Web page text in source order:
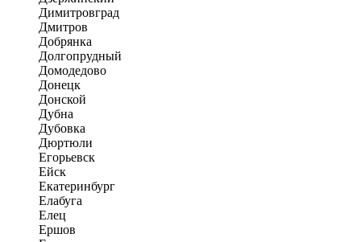
Димитровград
Дмитров
Добрянка
Долгопрудный
Домодедово
Донецк
Донской
Дубна
Дубовка
Дюртюли
Егорьевск
Ейск
Екатеринбург
Елабуга
Елец
Ершов